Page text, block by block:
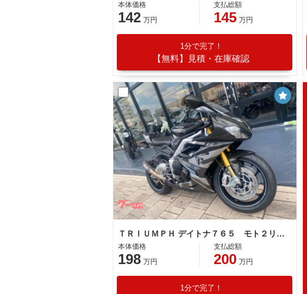
本体価格
142 万円
支払総額
145 万円
1分で完了！
【無料】見積・在庫確認
ＴＲＩＵＭＰＨ デイトナ７６５ モト２リミテッドエディション 限定車 ＳＣプロジェクトマフラー 前後オーリンズサス ブレンボキャリパー
本体価格
198 万円
支払総額
200 万円
1分で完了！